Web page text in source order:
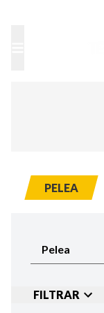
PELEA
FILTRAR